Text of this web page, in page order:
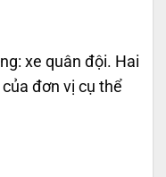
xe quân đội. Hai
đơn vị cụ thể